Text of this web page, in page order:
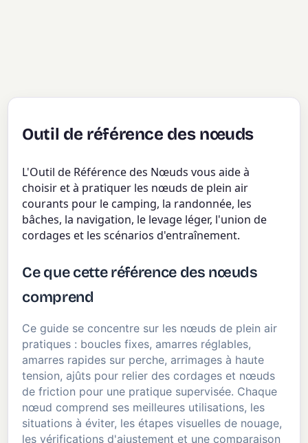
Outil de référence des nœuds
L'Outil de Référence des Nœuds vous aide à
choisir et à pratiquer les nœuds de plein air
courants pour le camping, la randonnée, les
bâches, la navigation, le levage léger, l'union de
cordages et les scénarios d'entraînement.
Ce que cette référence des nœuds
comprend
Ce guide se concentre sur les nœuds de plein air
pratiques : boucles fixes, amarres réglables,
amarres rapides sur perche, arrimages à haute
tension, ajûts pour relier des cordages et nœuds
de friction pour une pratique supervisée. Chaque
nœud comprend ses meilleures utilisations, les
situations à éviter, les étapes visuelles de nouage,
les vérifications d'ajustement et une comparaison